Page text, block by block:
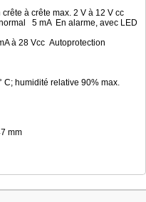
à crête max. 2 V à 12 V cc
5 mA En alarme, avec LED
à 28 Vcc Autoprotection
C; humidité relative 90% max.
mm